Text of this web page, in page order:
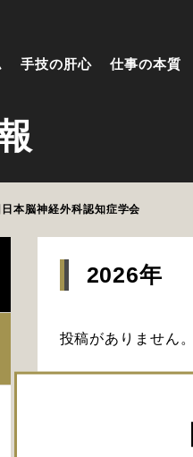
手技の肝心 仕事の本質
本脳神経外科認知症学会
2026年
投稿がありません。